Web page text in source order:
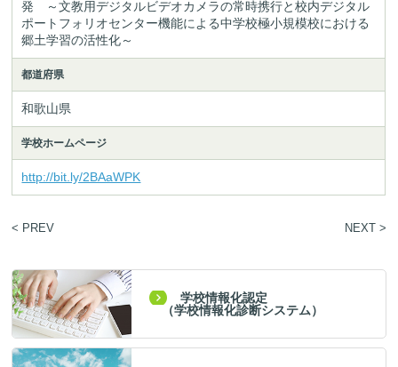
発　～文教用デジタルビデオカメラの常時携行と校内デジタル
ポートフォリオセンター機能による中学校極小規模校における
郷土学習の活性化～
都道府県
和歌山県
学校ホームページ
http://bit.ly/2BAaWPK
< PREV NEXT >
学校情報化認定
（学校情報化診断システム）